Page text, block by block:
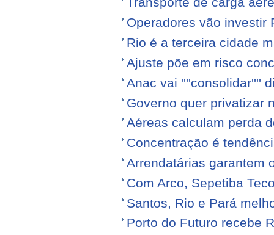
Operadores vão investir
Rio é a terceira cidade
Ajuste põe em risco
Anac vai ''''consolidar''''
Governo quer privatizar
Aéreas calculam perda
Concentração é
Arrendatárias garantem
Com Arco, Sepetiba
Santos, Rio e Pará
Porto do Futuro recebe